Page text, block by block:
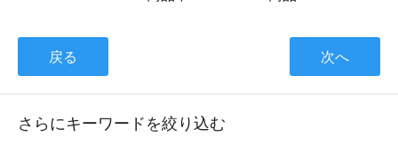
戻る 次へ
さらにキーワードを絞り込む